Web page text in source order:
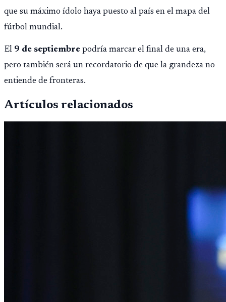
que su máximo ídolo haya puesto al país en el mapa del
fútbol mundial.
El 9 de septiembre podría marcar el final de una era,
pero también será un recordatorio de que la grandeza no
entiende de fronteras.
Artículos relacionados